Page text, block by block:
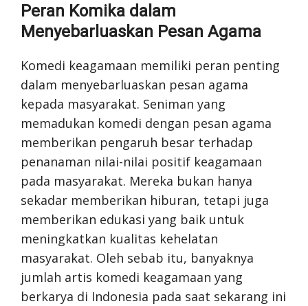
Peran Komika dalam
Menyebarluaskan Pesan Agama
Komedi keagamaan memiliki peran penting
dalam menyebarluaskan pesan agama
kepada masyarakat. Seniman yang
memadukan komedi dengan pesan agama
memberikan pengaruh besar terhadap
penanaman nilai-nilai positif keagamaan
pada masyarakat. Mereka bukan hanya
sekadar memberikan hiburan, tetapi juga
memberikan edukasi yang baik untuk
meningkatkan kualitas kehelatan
masyarakat. Oleh sebab itu, banyaknya
jumlah artis komedi keagamaan yang
berkarya di Indonesia pada saat sekarang ini